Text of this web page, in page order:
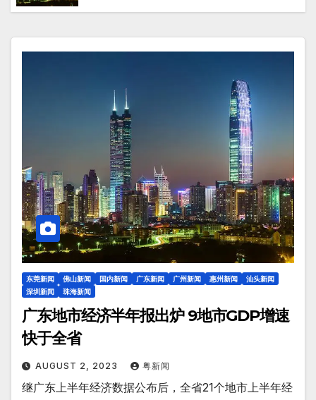
东莞新闻 佛山新闻 国内新闻 广东新闻 广州新闻 惠州新闻
汕头新闻
深圳新闻
珠海新闻
广东地市经济半年报出炉 9地市GDP增速
快于全省
AUGUST 2, 2023 粤新闻
继广东上半年经济数据公布后，全省21个地市上半年经